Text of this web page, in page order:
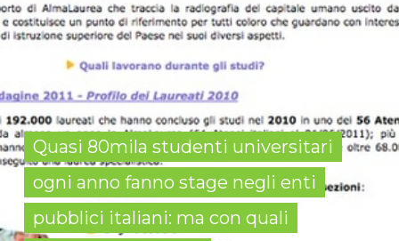
Quasi 80mila studenti universitari
ogni anno fanno stage negli enti
pubblici italiani: ma con quali